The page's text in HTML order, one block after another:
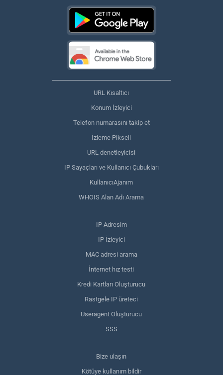
URL Kısaltıcı
Konum İzleyici
Telefon numarasını takip et
İzleme Pikseli
URL denetleyicisi
IP Sayaçları ve Kullanıcı Çubukları
KullanıcıAjanım
WHOIS Alan Adı Arama
IP Adresim
IP İzleyici
MAC adresi arama
İnternet hız testi
Kredi Kartları Oluşturucu
Rastgele IP üreteci
Useragent Oluşturucu
SSS
Bize ulaşın
Kötüye kullanım bildir